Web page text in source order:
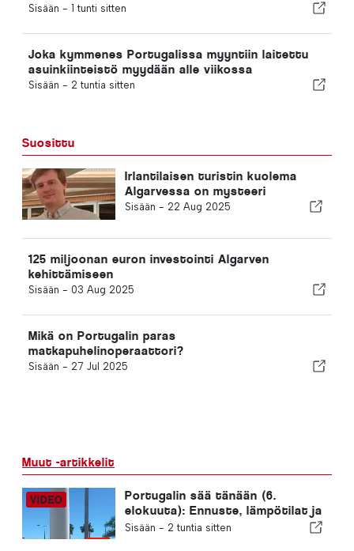
2030 jalkapallon MM-kisojen isäntämaaksi Ceutan
Sisään - 1 tunti sitten
Joka kymmenes Portugalissa myyntiin laitettu
asuinkiinteistö myydään alle viikossa
Sisään - 2 tuntia sitten
Suosittu
Irlantilaisen turistin kuolema
Algarvessa on mysteeri
Sisään - 22 Aug 2025
125 miljoonan euron investointi Algarven
kehittämiseen
Sisään - 03 Aug 2025
Mikä on Portugalin paras
matkapuhelinoperaattori?
Sisään - 27 Jul 2025
Muut -artikkelit
Portugalin sää tänään (6.
elokuuta): Ennuste, lämpötilat ja
mitä odottaa
Sisään - 2 tuntia sitten